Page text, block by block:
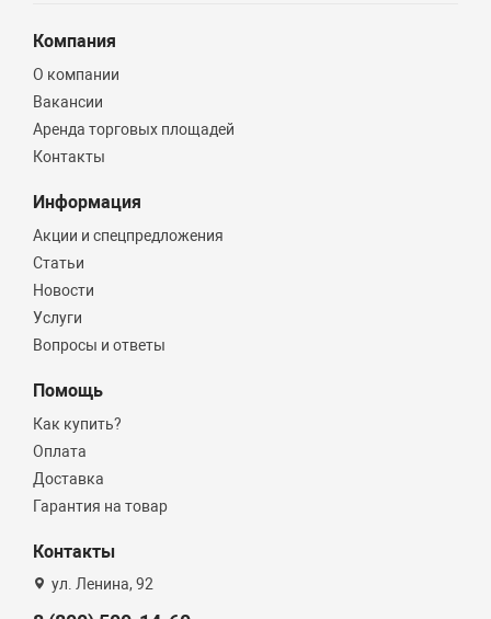
Компания
О компании
Вакансии
Аренда торговых площадей
Контакты
Информация
Акции и спецпредложения
Статьи
Новости
Услуги
Вопросы и ответы
Помощь
Как купить?
Оплата
Доставка
Гарантия на товар
Контакты
ул. Ленина, 92